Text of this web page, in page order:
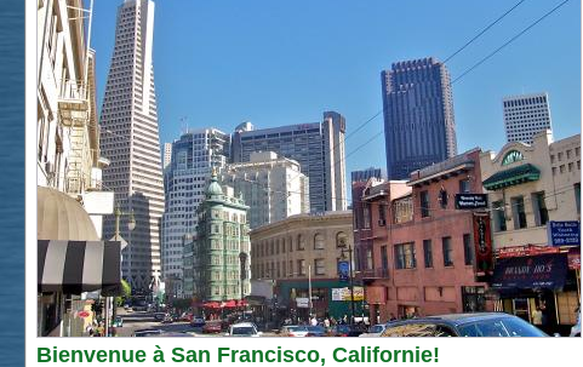
Bienvenue à San Francisco, Californie!